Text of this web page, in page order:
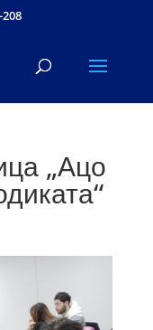
„Ацо